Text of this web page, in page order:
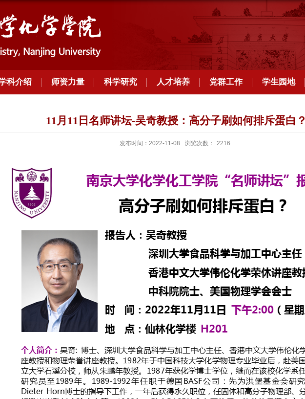
科介绍 师资力量 科学研究 人才培养 党群工作 学生园地
11月11日名师讲坛-吴奇教授：高分子刷如何排斥蛋白？
发布时间：2022-11-08 浏览次数： 2216